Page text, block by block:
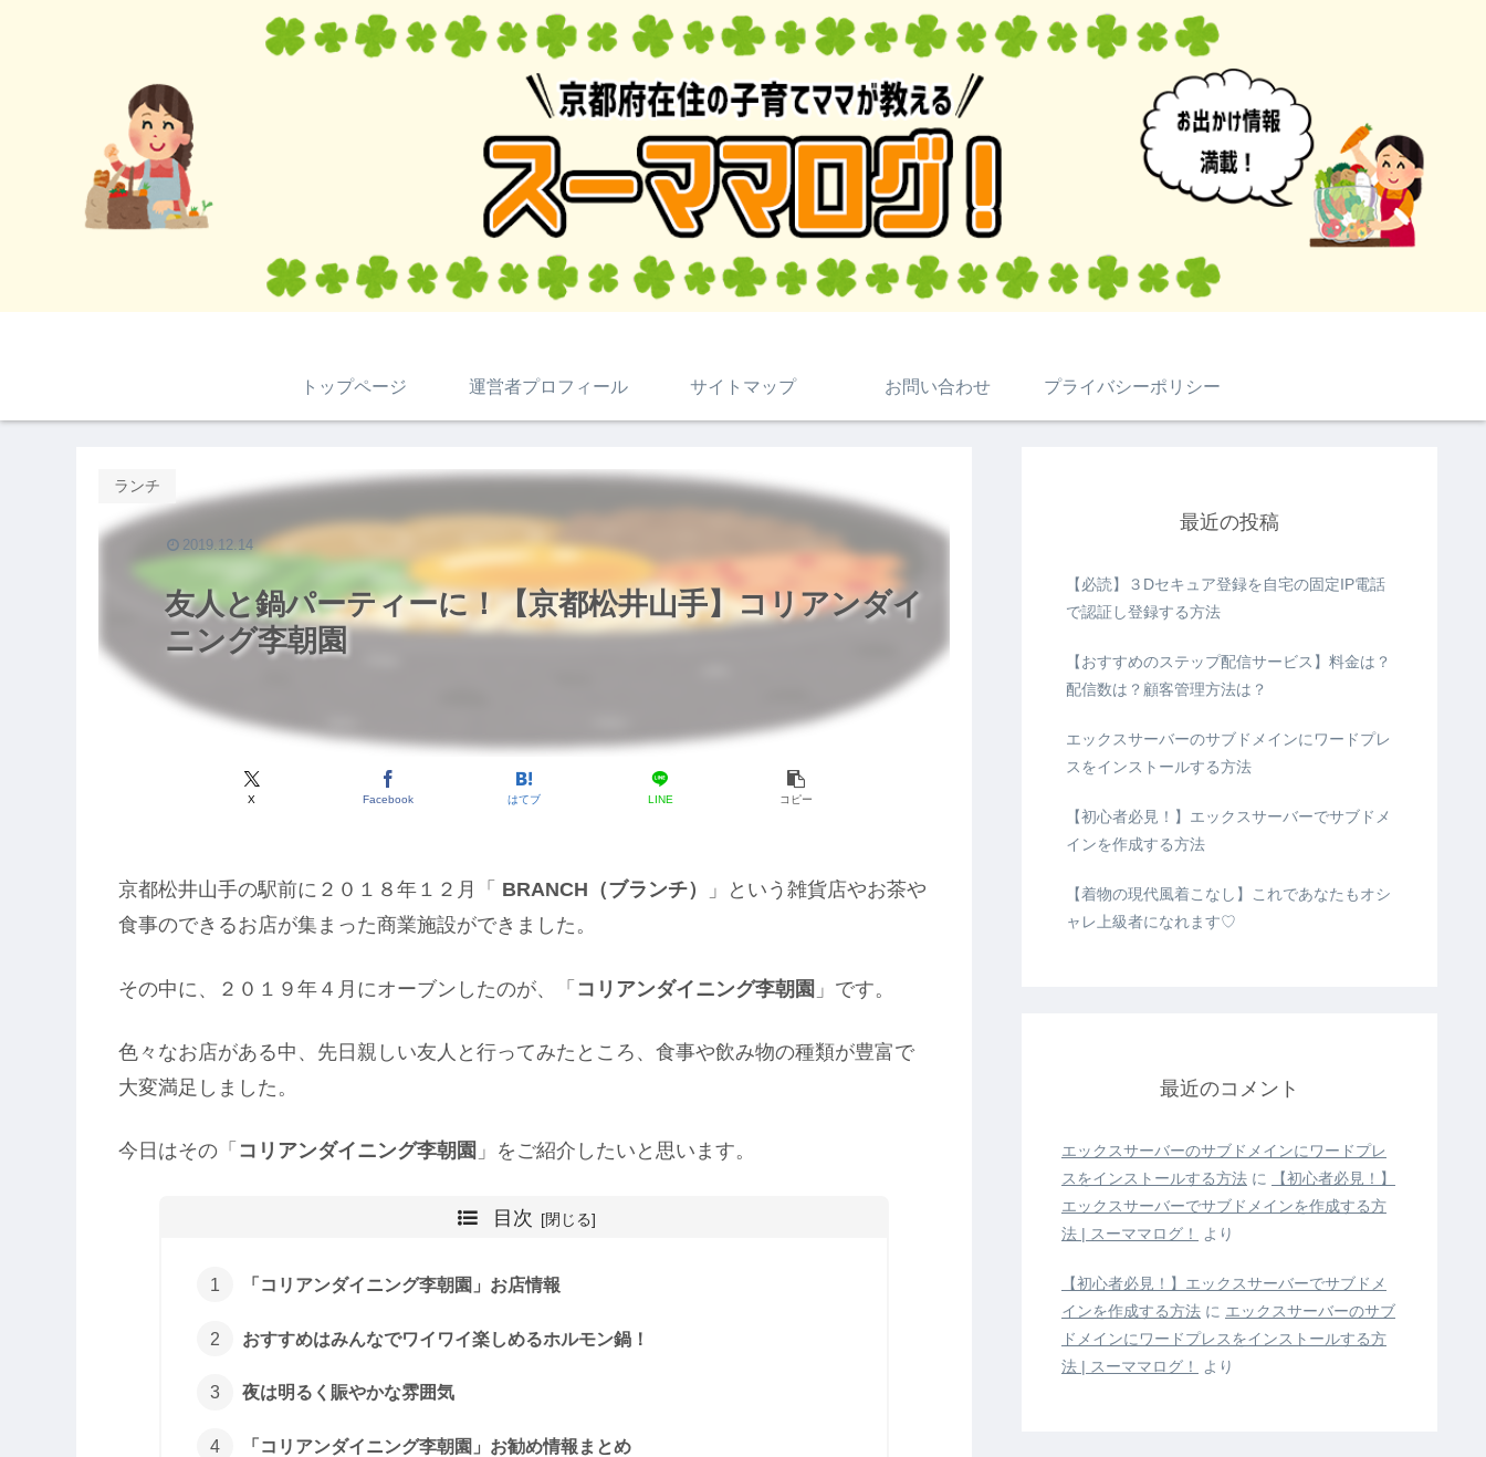
トップページ 運営者プロフィール サイトマップ お問い合わせ プライバシーポリシー
友人と鍋パーティーに！【京都松井山手】コリアンダイ
ニング李朝園
ランチ
X Facebook はてブ LINE コピー
2019.12.14
京都松井山手の駅前に２０１８年１２月「 BRANCH（ブランチ）
」という雑貨店やお茶や
食事のできるお店が集まった商業施設ができました。
その中に、２０１９年４月にオーブンしたのが、「 コリアンダイニング李朝園 」です。
色々なお店がある中、先日親しい友人と行ってみたところ、食事や飲み物の種類が豊富で
大変満足しました。
今日はその「 コリアンダイニング李朝園 」をご紹介したいと思います。
目次
「コリアンダイニング李朝園」お店情報
おすすめはみんなでワイワイ楽しめるホルモン鍋！
夜は明るく賑やかな雰囲気
「コリアンダイニング李朝園」お勧め情報まとめ
最近の投稿
【必読】３Dセキュア登録を自宅の固定IP電話
で認証し登録する方法
【おすすめのステップ配信サービス】料金は？
配信数は？顧客管理方法は？
エックスサーバーのサブドメインにワードプレ
スをインストールする方法
【初心者必見！】エックスサーバーでサブドメ
インを作成する方法
【着物の現代風着こなし】これであなたもオシ
ャレ上級者になれます♡
最近のコメント
エックスサーバーのサブドメインにワードプレ
スをインストールする方法 に
【初心者必見！】
エックスサーバーでサブドメインを作成する方
法 | スーママログ！
より
【初心者必見！】エックスサーバーでサブドメ
インを作成する方法 に エックスサーバーのサブ
ドメインにワードプレスをインストールする方
法 | スーママログ！
より